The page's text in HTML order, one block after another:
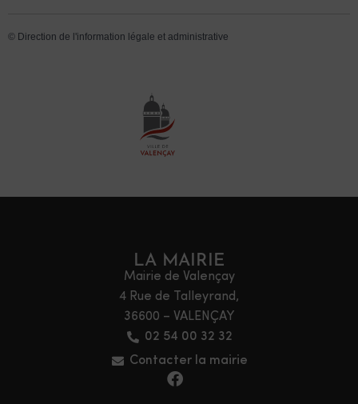
© Direction de l'information légale et administrative
LA MAIRIE
Mairie de Valençay
4 Rue de Talleyrand,
36600 – VALENÇAY
02 54 00 32 32
Contacter la mairie